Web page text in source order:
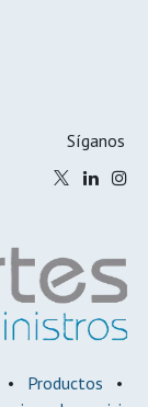
Síganos
• Productos
•